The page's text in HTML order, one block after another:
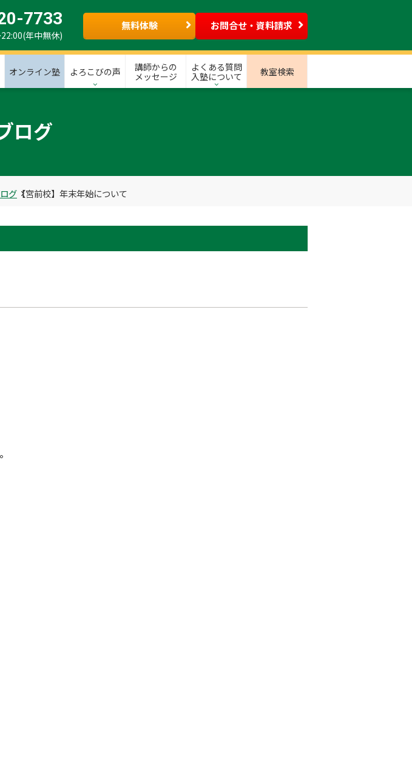
7733
年中無休)
無料体験 お問合せ・資料請求
オンライン塾 よろこびの声
講師からの
メッセージ
よくある質問
入塾について
教室検索
ログ
グ 【宮前校】年末年始について